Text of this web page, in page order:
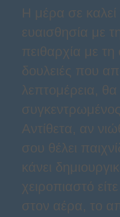
Η μέρα σε
ευαισθησία με
πειθαρχία με τη
δουλειές που
λεπτομέρεια,
Αντίθετα, αν
σου θέλει
κάνει
χειροπιαστό
στον αέρα, το